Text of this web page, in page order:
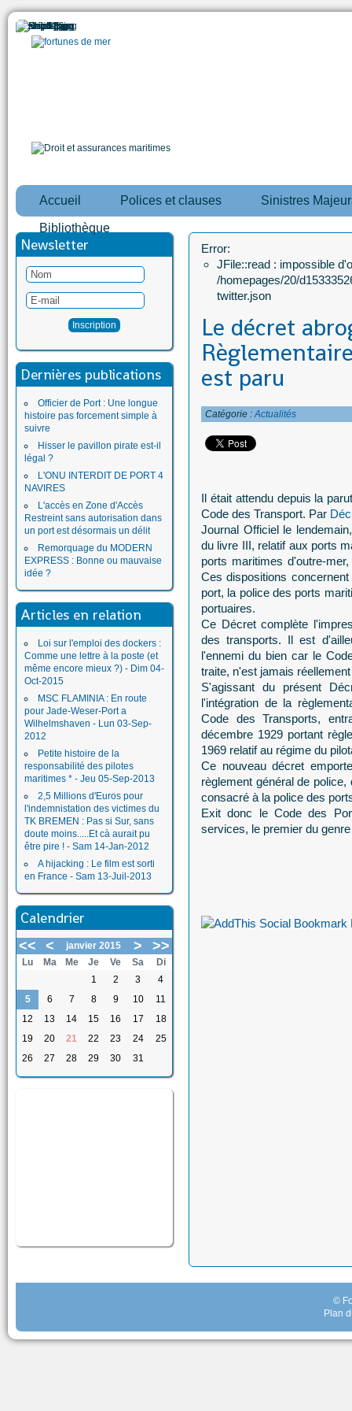
Accueil Polices et clauses Sinistres
Bibliothèque
Newsletter
Dernières publications
Officier de Port : Une longue
histoire pas forcement simple à
suivre
Hisser le pavillon pirate est-il
légal ?
L'ONU INTERDIT DE PORT 4
NAVIRES
L'accès en Zone d'Accès
Restreint sans autorisation dans
un port est désormais un délit
Remorquage du MODERN
EXPRESS : Bonne ou mauvaise
idée ?
Articles en relation
Loi sur l'emploi des dockers :
Comme une lettre à la poste (et
même encore mieux ?) - Dim 04-
Oct-2015
MSC FLAMINIA : En route
pour Jade-Weser-Port a
Wilhelmshaven - Lun 03-Sep-
2012
Petite histoire de la
responsabilité des pilotes
maritimes * - Jeu 05-Sep-2013
2,5 Millions d'Euros pour
l'indemnistation des victimes du
TK BREMEN : Pas si Sur, sans
doute moins.....Et cà aurait pu
être pire ! - Sam 14-Jan-2012
A hijacking : Le film est sorti
en France - Sam 13-Juil-2013
Calendrier
<< < janvier 2015 > >>
Lu Ma Me Je Ve Sa
Di
1
2 3
4
5
6 7 8 9 10
11
12
13 14 15 16 17
18
19
20 21 22 23 24
25
26
27 28 29 30 31
Error:
JFile::read : impossible
/homepages/20/
twitter.json
Le décret
est paru
Catégorie :Actualités
Il était attendu depuis la
Code des Transport. Par
Journal Officiel le
du livre III, relatif aux ports
ports maritimes d'outre-
Ces dispositions
port, la police des ports
portuaires.
Ce Décret complète
des transports. Il est
l'ennemi du bien car le
traite, n'est jamais
S'agissant du présent
l'intégration de la
Code des Transports,
décembre 1929 portant
1969 relatif au régime du
Ce nouveau décret
règlement général de
consacré à la police des
Exit donc le Code des
services, le premier du
©
Plan